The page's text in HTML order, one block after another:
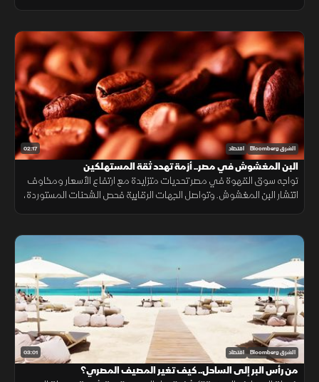
02:17 الشرق Bloomberg اقتصاد
البن المغشوش في مصر.. أزمة تهدد ثقة المستهلكين
تواجه سوق القهوة في مصر تحديات متزايدة مع ارتفاع الأسعار ومخاوف
انتشار البن المغشوش. وتواصل الجهات الرقابية فحص الشحنات المستوردة،
03:01 الشرق Bloomberg اقتصاد
من رأس البر إلى الساحل.. كيف تغير المصيف المصري؟